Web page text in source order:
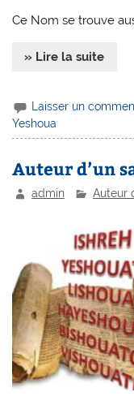
Ce Nom se trouve
» Lire la suite
Laisser un
Yeshoua
Auteur d’un
admin Auteur